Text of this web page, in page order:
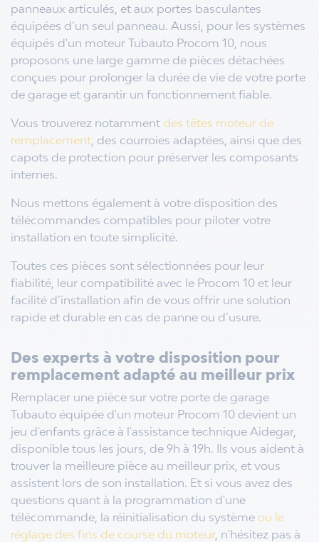
panneaux articulés, et aux portes basculantes
équipées d’un seul panneau. Aussi, pour les systèmes
équipés d'un moteur Tubauto Procom 10, nous
proposons une large gamme de pièces détachées
conçues pour prolonger la durée de vie de votre porte
de garage et garantir un fonctionnement fiable.
Vous trouverez notamment des têtes moteur de
remplacement , des courroies adaptées, ainsi que des
capots de protection pour préserver les composants
internes.
Nous mettons également à votre disposition des
télécommandes compatibles pour piloter votre
installation en toute simplicité.
Toutes ces pièces sont sélectionnées pour leur
fiabilité, leur compatibilité avec le Procom 10 et leur
facilité d’installation afin de vous offrir une solution
rapide et durable en cas de panne ou d’usure.
Des experts à votre disposition pour
remplacement adapté au meilleur prix
Remplacer une pièce sur votre porte de garage
Tubauto équipée d'un moteur Procom 10 devient un
jeu d'enfants grâce à l'assistance technique Aidegar,
disponible tous les jours, de 9h à 19h. Ils vous aident à
trouver la meilleure pièce au meilleur prix, et vous
assistent lors de son installation. Et si vous avez des
questions quant à la programmation d'une
télécommande, la réinitialisation du système ou le
réglage des fins de course du moteur, n'hésitez pas à